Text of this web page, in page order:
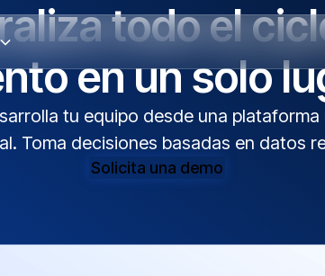
todo el
en un solo
tu equipo desde una
Toma decisiones basadas en datos
Solicita una demo